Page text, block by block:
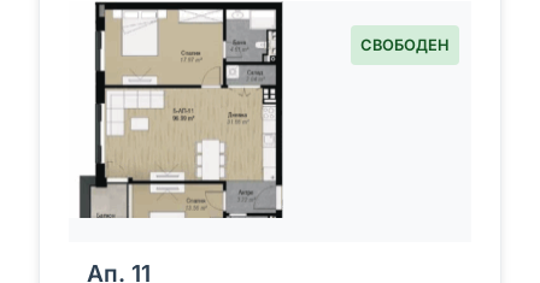
СВОБОДЕН
Ап. 11